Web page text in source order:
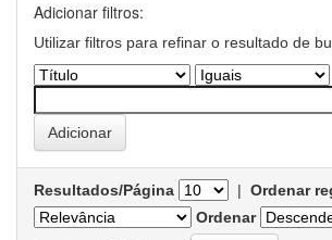
Adicionar filtros:
Utilizar filtros para refinar o resultado de
Resultados/Página | Ordenar
Ordenar